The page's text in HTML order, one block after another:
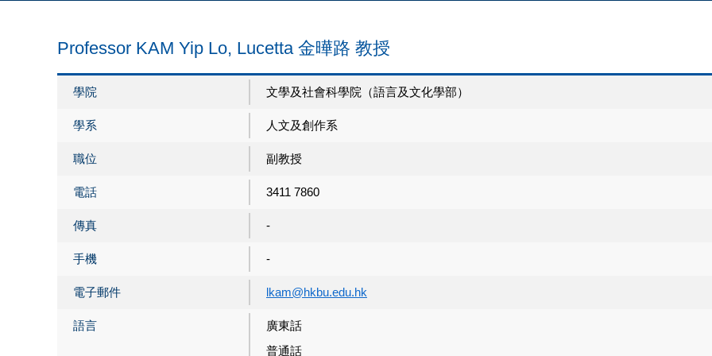
Professor KAM Yip Lo, Lucetta 金曄路 教授
學院 文學及社會科學院（語言及文化學部）
學系 人文及創作系
職位 副教授
電話 3411 7860
傳真 -
手機 -
電子郵件 lkam@hkbu.edu.hk
語言
廣東話
普通話